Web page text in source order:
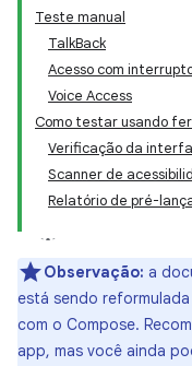
Teste manual
TalkBack
Acesso com
Voice Access
Como testar usando
Verificação da
Scanner de
Relatório de pré-
Observação: a
está sendo
com o Compose.
app, mas você ainda